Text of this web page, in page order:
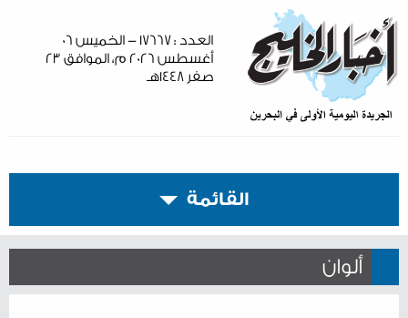
العدد : ١٧٦٦٧ - الخميس ٠٦
أغسطس ٢٠٢٦ م، الموافق ٢٣
صفر ١٤٤٨هـ
القائمة
ألوان